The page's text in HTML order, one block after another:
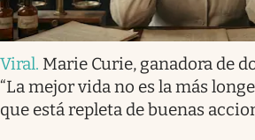
Viral. Marie Curie, ganadora de
“La mejor vida no es la más
que está repleta de buenas